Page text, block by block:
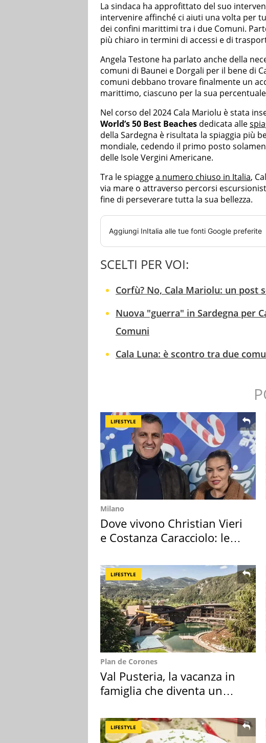
La sindaca ha approfittato del suo
intervenire affinché ci aiuti una volta per
dei confini marittimi tra i due Comuni.
più chiaro in termini di accessi e di
Angela Testone ha parlato anche della
comuni di Baunei e Dorgali per il bene di
comuni debbano trovare finalmente un
marittimo, ciascuno per la sua
Nel corso del 2024 Cala Mariolu è stata
World’s 50 Best Beaches dedicata alle
della Sardegna è risultata la spiaggia più
mondiale, cedendo il primo posto
delle Isole Vergini Americane.
Tra le spiaggea numero chiuso in Italia,
via mare o attraverso percorsi
fine di perseverare tutta la sua bellezza.
Aggiungi InItalia alle tue fonti Google preferite
SCELTI PER VOI:
Corfù? No, Cala Mariolu: un post
Nuova "guerra" in Sardegna per
Comuni
Cala Luna: è scontro tra due
LIFESTYLE
Milano
Dove vivono Christian Vieri
e Costanza Caracciolo: le
LIFESTYLE
Plan de Corones
Val Pusteria, la vacanza in
famiglia che diventa un
LIFESTYLE